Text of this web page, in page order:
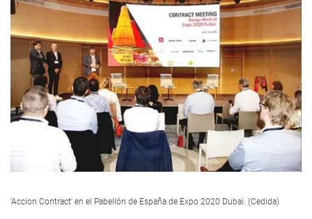
'Accion Contract' en el Pabellón de España de Expo 2020 Dubai. (Cedida)